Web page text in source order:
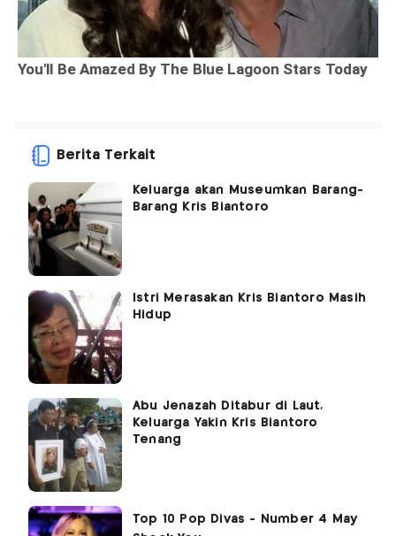
Berita Terkait
Keluarga akan Museumkan Barang-
Barang Kris Biantoro
Istri Merasakan Kris Biantoro Masih
Hidup
Abu Jenazah Ditabur di Laut,
Keluarga Yakin Kris Biantoro
Tenang